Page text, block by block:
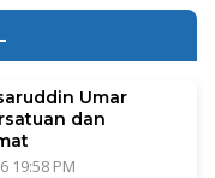
Umar
dan
19:58 PM